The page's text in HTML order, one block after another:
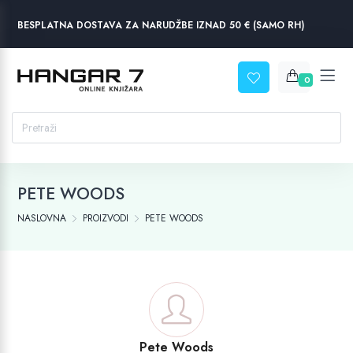
BESPLATNA DOSTAVA ZA NARUDŽBE IZNAD 50 € (SAMO RH)
0
PETE WOODS
NASLOVNA PROIZVODI PETE WOODS
Pete Woods